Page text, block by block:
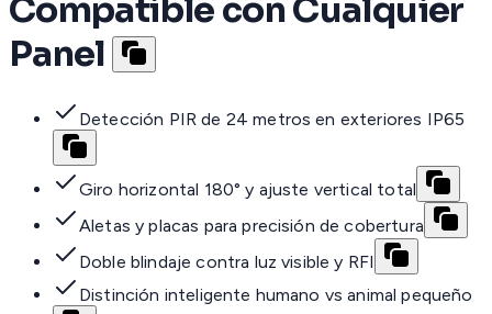
Compatible con Cualquier
Panel
Detección PIR de 24 metros en exteriores IP65
Giro horizontal 180° y ajuste vertical total
Aletas y placas para precisión de cobertura
Doble blindaje contra luz visible y RFI
Distinción inteligente humano vs animal pequeño